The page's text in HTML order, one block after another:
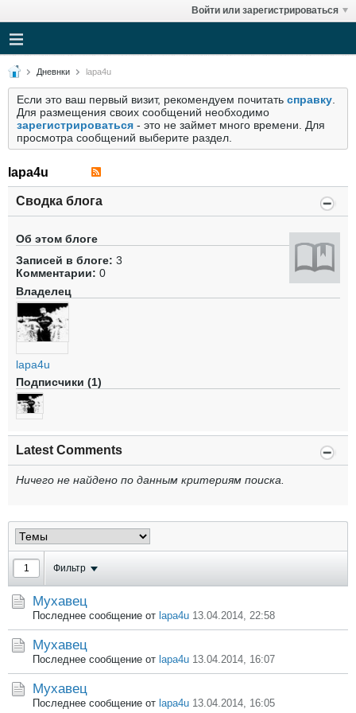
Войти или зарегистрироваться
Дневнки lapa4u
Если это ваш первый визит, рекомендуем почитать справку
Для размещения своих сообщений необходимо
зарегистрироваться - это не займет много времени. Для
просмотра сообщений выберите раздел.
lapa4u
Сводка блога
Об этом блоге
Записей в блоге: 3
Комментарии: 0
Владелец
lapa4u
Подписчики (1)
Latest Comments
Ничего не найдено по данным критериям поиска.
Фильтр
Мухавец
Последнее сообщение от lapa4u 13.04.2014, 22:58
Мухавец
Последнее сообщение от lapa4u 13.04.2014, 16:07
Мухавец
Последнее сообщение от lapa4u 13.04.2014, 16:05